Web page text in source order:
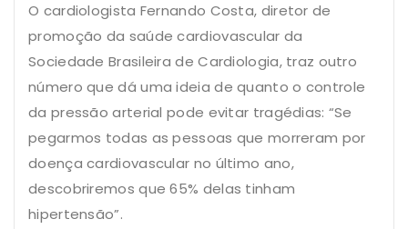
O cardiologista Fernando Costa, diretor de
promoção da saúde cardiovascular da
Sociedade Brasileira de Cardiologia, traz outro
número que dá uma ideia de quanto o controle
da pressão arterial pode evitar tragédias: “Se
pegarmos todas as pessoas que morreram por
doença cardiovascular no último ano,
descobriremos que 65% delas tinham
hipertensão”.